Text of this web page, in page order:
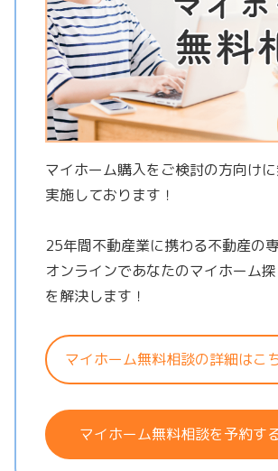
マイホーム購入をご検討の方向け
実施しております！
25年間不動産業に携わる不動産の
オンラインであなたのマイホーム
を解決します！
マイホーム無料相談の詳細はこ
マイホーム無料相談を予約す